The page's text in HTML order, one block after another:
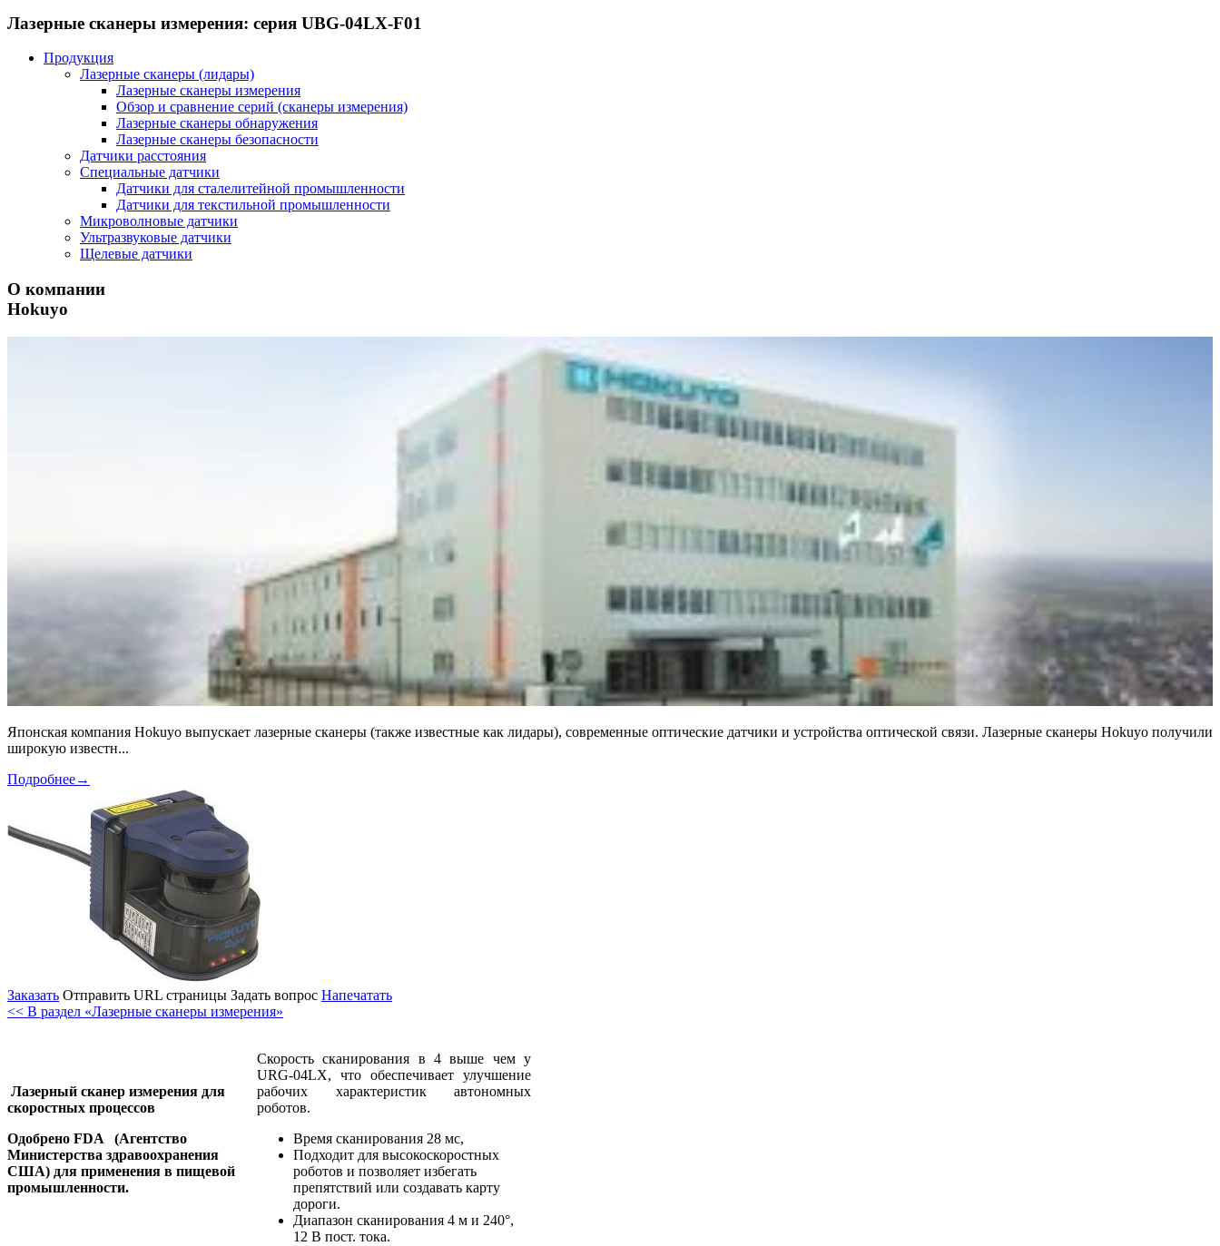
Лазерные сканеры измерения: серия UBG-04LX-F01
Продукция
Лазерные сканеры (лидары)
Лазерные сканеры измерения
Обзор и сравнение серий (сканеры измерения)
Лазерные сканеры обнаружения
Лазерные сканеры безопасности
Датчики расстояния
Специальные датчики
Датчики для сталелитейной промышленности
Датчики для текстильной промышленности
Микроволновые датчики
Ультразвуковые датчики
Щелевые датчики
О компании
Hokuyo
Японская компания Hokuyo выпускает лазерные сканеры (также известные как лидары), современные оптические датчики и устройства оптической связи. Лазерные сканеры Hokuyo получили
широкую известн...
Подробнее→
Заказать Отправить URL страницы Задать вопрос Напечатать
<< В раздел «Лазерные сканеры измерения»
Лазерный сканер измерения для
скоростных процессов
Одобрено FDA
(Агентство
Министерства здравоохранения
США) для применения в пищевой
промышленности.
Скорость сканирования в 4 выше чем у
URG-04LX, что обеспечивает улучшение
рабочих характеристик автономных
роботов.
Время сканирования 28 мс,
Подходит для высокоскоростных
роботов и позволяет избегать
препятствий или создавать карту
дороги.
Диапазон сканирования 4 м и 240°,
12 В пост. тока.